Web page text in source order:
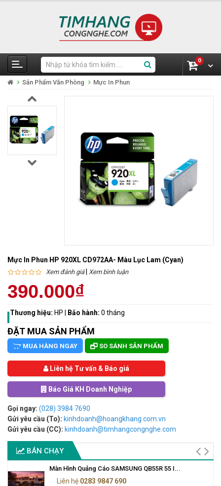
0
Sản Phẩm Văn Phòng Mực In Phun
Mực In Phun HP 920XL CD972AA- Màu Lục Lam (Cyan)
Xem đánh giá| Xem bình luận
390.000₫
Thương hiệu: HP Bảo hành: 0 tháng
ĐẶT MUA SẢN PHẨM
MUA HÀNG NGAY SO SÁNH SẢN PHẨM
Liên hệ Tư vấn & Báo giá
Báo Giá KH Doanh Nghiệp
Gọi ngay: (028) 3984 7690
Gửi yêu cầu (To): kinhdoanh@hoangkhang.com.vn
Gửi yêu cầu (CC): kinhdoanh@timhangcongnghe.com
BÁN CHẠY
Màn Hình Quảng Cáo SAMSUNG QB55R 55 I...
Liên hệ 0283 9847 690